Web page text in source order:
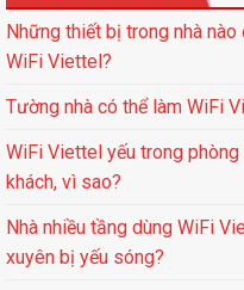
Những thiết bị trong nhà
WiFi Viettel?
Tường nhà có thể làm WiFi
WiFi Viettel yếu trong
khách, vì sao?
Nhà nhiều tầng dùng WiFi
xuyên bị yếu sóng?